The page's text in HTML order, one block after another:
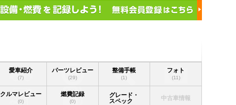
愛車紹介
(7)
パーツレビュー
(29)
整備手帳
(1)
フォト
(11)
クルマレビュー
(0)
燃費記録
(0)
グレード・
スペック
中古車情報